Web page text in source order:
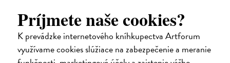
Príjmete naše cookies?
K prevádzke internetového kníhkupectva Artforum
využívame cookies slúžiace na zabezpečenie a meranie
7,66 €
7,90 €